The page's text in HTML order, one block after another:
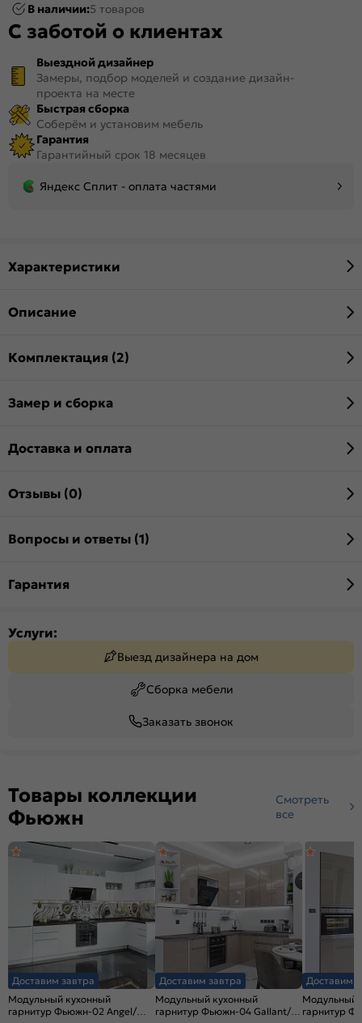
В наличии:5 товаров
С заботой о клиентах
Выездной дизайнер
Замеры, подбор моделей и создание дизайн-
проекта на месте
Быстрая сборка
Соберём и установим мебель
Гарантия
Гарантийный срок 18 месяцев
Яндекс Сплит - оплата частями
Характеристики
Описание
Комплектация (2)
Замер и сборка
Доставка и оплата
Отзывы (0)
Вопросы и ответы (1)
Гарантия
Услуги:
Выезд дизайнера на дом
Сборка мебели
Заказать звонок
Товары коллекции
Фьюжн
Смотреть
все
Доставим завтра
Модульный кухонный
гарнитур Фьюжн-02 Angel/
Доставим завтра
Модульный кухонный
гарнитур Фьюжн-04 Gallant/
Доставим
Модульный
гарнитур